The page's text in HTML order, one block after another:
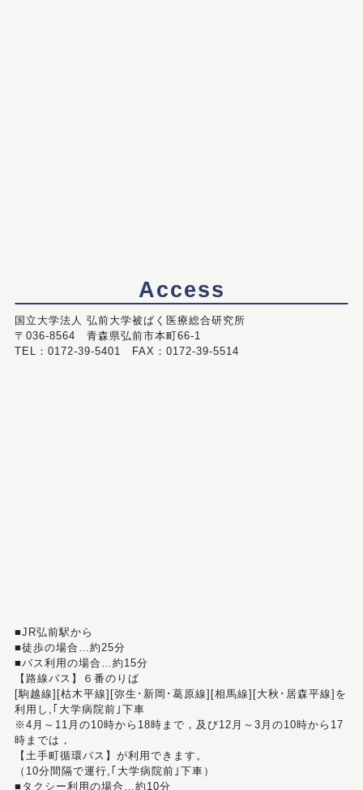
Access
国立大学法人 弘前大学被ばく医療総合研究所
〒036-8564 青森県弘前市本町66-1
TEL：0172-39-5401 FAX：0172-39-5514
■JR弘前駅から
■徒歩の場合…約25分
■バス利用の場合…約15分
【路線バス】６番のりば
[駒越線][枯木平線][弥生･新岡･葛原線][相馬線][大秋･居森平線]を
利用し,｢大学病院前｣下車
※4月～11月の10時から18時まで，及び12月～3月の10時から17
時までは，
【土手町循環バス】が利用できます。
（10分間隔で運行,｢大学病院前｣下車）
■タクシー利用の場合…約10分